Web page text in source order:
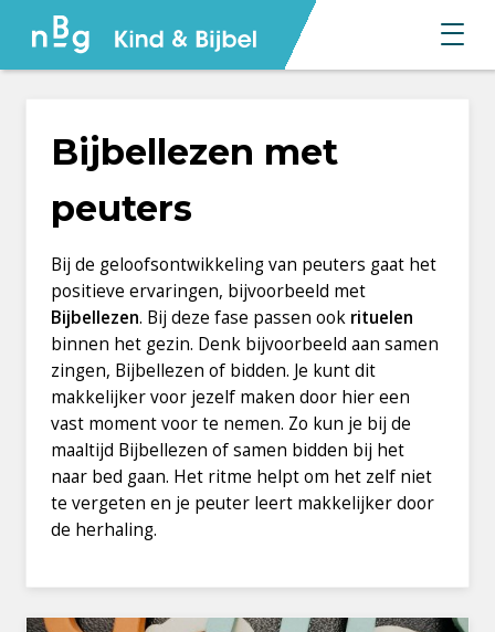
Bijbellezen met
peuters
Bij de geloofsontwikkelingvan peuters gaat het
positieve ervaringen, bijvoorbeeld met
Bijbellezen. Bij deze fase passen ook rituelen
binnen het gezin. Denk bijvoorbeeld aan samen
zingen, Bijbellezen of bidden. Je kunt dit
makkelijker voor jezelf maken door hier een
vast moment voor te nemen. Zo kun je bij de
maaltijd Bijbellezen of samen bidden bij het
naar bed gaan. Het ritme helpt om het zelf niet
te vergeten en je peuter leert makkelijker door
de herhaling.